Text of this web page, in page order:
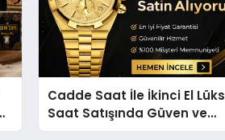
Cadde Saat İle İkinci El Lüks
Saat Satışında Güven ve
Doğru Değerleme